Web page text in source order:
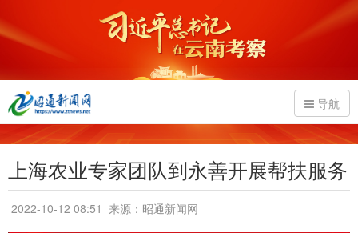
导航
上海农业专家团队到永善开展帮扶服务
2022-10-12 08:51 来源：昭通新闻网